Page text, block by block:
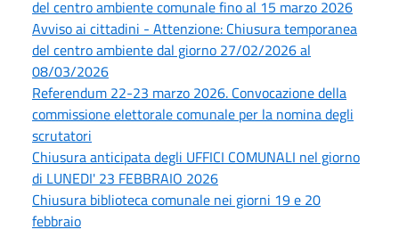
del centro ambiente comunale fino al 15 marzo 2026
Avviso ai cittadini - Attenzione: Chiusura temporanea
del centro ambiente dal giorno 27/02/2026 al
08/03/2026
Referendum 22-23 marzo 2026. Convocazione della
commissione elettorale comunale per la nomina degli
scrutatori
Chiusura anticipata degli UFFICI COMUNALI nel giorno
di LUNEDI' 23 FEBBRAIO 2026
Chiusura biblioteca comunale nei giorni 19 e 20
febbraio